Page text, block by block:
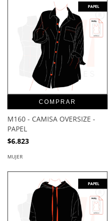
COMPRAR
M160 - CAMISA OVERSIZE -
PAPEL
$6.823
MUJER